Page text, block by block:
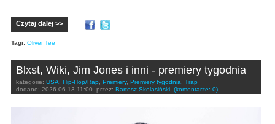
Czytaj dalej >>
Tagi: Oliver Tee
Blxst, Wiki, Jim Jones i inni - premiery tygodnia
kategorie: USA Hip-Hop/Rap Premiery, Premiery tygodnia
Trap
dodano: 2026-06-13 11:00 przez: Bartosz Skolasiński (komentarze: 0)